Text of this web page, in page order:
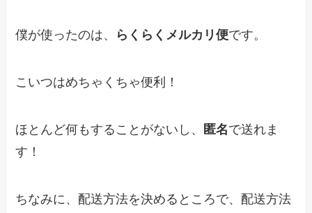
僕が使ったのは、 らくらくメルカリ便です。
こいつはめちゃくちゃ便利！
ほとんど何もすることがないし、 匿名で送れま
す！
ちなみに、配送方法を決めるところで、配送方法